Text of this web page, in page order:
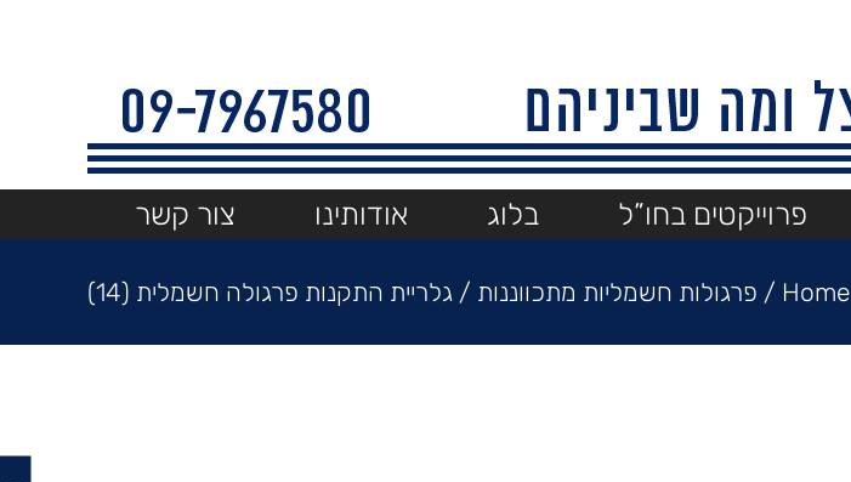
פרוייקטים בחו”ל בלוג אודותינו צור קשר
Home
/ פרגולות חשמליות מתכווננות / גלריית התקנות פרגולה חשמלית (14)